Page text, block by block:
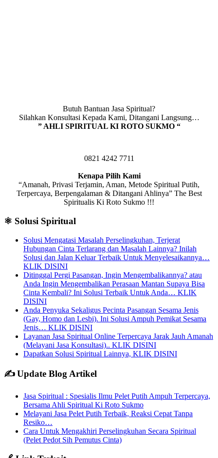
Butuh Bantuan Jasa Spiritual?
Silahkan Konsultasi Kepada Kami, Ditangani Langsung…
” AHLI SPIRITUAL KI ROTO SUKMO “
0821 4242 7711
Kenapa Pilih Kami
“Amanah, Privasi Terjamin, Aman, Metode Spiritual Putih,
Terpercaya, Berpengalaman & Ditangani Ahlinya” The Best
Spiritualis Ki Roto Sukmo !!!
⚛️ Solusi Spiritual
Solusi Mengatasi Masalah Perselingkuhan, Terjerat
Hubungan Cinta Terlarang dan Masalah Lainnya? Inilah
Solusi dan Jalan Keluar Terbaik Untuk Menyelesaikannya…
KLIK DISINI
Ditinggal Pergi Pasangan, Ingin Mengembalikannya? atau
Anda Ingin Mengembalikan Perasaan Mantan Supaya Bisa
Cinta Kembali? Ini Solusi Terbaik Untuk Anda… KLIK
DISINI
Anda Penyuka Sekaligus Pecinta Pasangan Sesama Jenis
(Gay, Homo dan Lesbi). Ini Solusi Ampuh Pemikat Sesama
Jenis… KLIK DISINI
Layanan Jasa Spiritual Online Terpercaya Jarak Jauh Amanah
(Melayani Jasa Konsultasi).. KLIK DISINI
Dapatkan Solusi Spiritual Lainnya, KLIK DISINI
✍️ Update Blog Artikel
Jasa Spiritual : Spesialis Ilmu Pelet Putih Ampuh Terpercaya,
Bersama Ahli Spiritual Ki Roto Sukmo
Melayani Jasa Pelet Putih Terbaik, Reaksi Cepat Tanpa
Resiko…
Cara Untuk Mengakhiri Perselingkuhan Secara Spiritual
(Pelet Pedot Sih Pemutus Cinta)